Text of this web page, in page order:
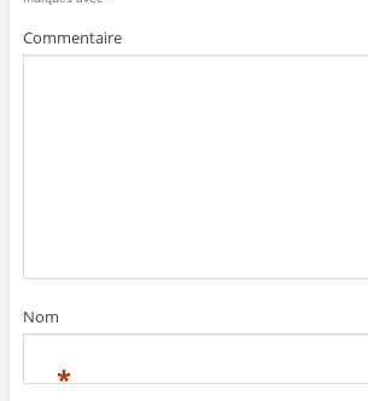
Commentaire
Nom
*